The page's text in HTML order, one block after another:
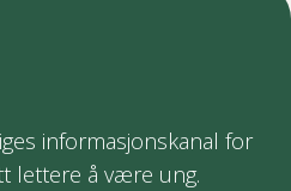
informasjonskanal for
lettere å være ung.